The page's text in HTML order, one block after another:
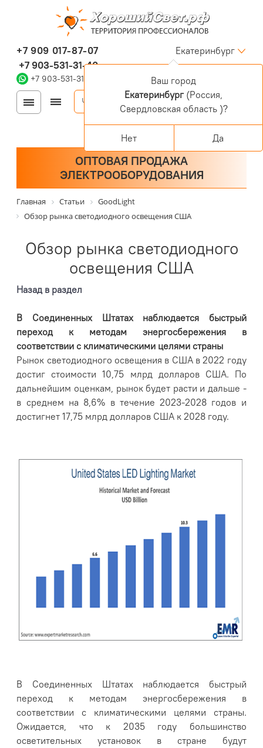
+7 909 017-87-07
+7 903-531-31-40
+7 903-531-31-40
Екатеринбург
Войти
Регистрация
Корзина
0 позиций
ОПТОВАЯ ПРОДАЖА
ЭЛЕКТРООБОРУДОВАНИЯ
Главная Статьи
GoodLight
Обзор рынка светодиодного освещения США
Обзор рынка светодиодного
освещения США
Назад в раздел
В Соединенных Штатах наблюдается быстрый
переход к методам энергосбережения в
соответствии с климатическими целями страны
Рынок светодиодного освещения в США в 2022 году
достиг стоимости 10,75 млрд долларов США. По
дальнейшим оценкам, рынок будет расти и дальше -
в среднем на 8,6% в течение 2023-2028 годов и
достигнет 17,75 млрд долларов США к 2028 году.
В Соединенных Штатах наблюдается быстрый
переход к методам энергосбережения в
соответствии с климатическими целями страны.
Ожидается, что к 2035 году большинство
осветительных установок в стране будут
Ваш город
Екатеринбург(Россия,
Свердловская область )?
Нет Да